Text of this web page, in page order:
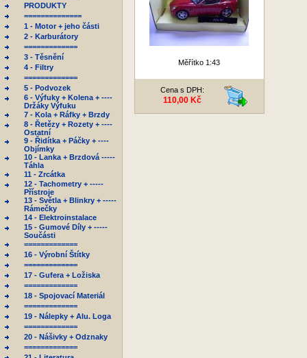
PRODUKTY
==============
1 - Motor + jeho části
2 - Karburátory
=============
3 - Těsnění
4 - Filtry
=============
5 - Podvozek
6 - Výfuky + Kolena + ----
Držáky Výfuku
7 - Kola + Ráfky + Brzdy
8 - Řetězy + Rozety + ----
Ostatní
9 - Řidítka + Páčky + ----
Objímky
10 - Lanka + Brzdová -----
Táhla
11 - Zrcátka
12 - Tachometry + -----
Přístroje
13 - Světla + Blinkry + -----
Rámečky
14 - Elektroinstalace
15 - Gumové Díly + -----
Součásti
=============
16 - Výrobní Štítky
=============
17 - Gufera + Ložiska
=============
18 - Spojovací Materiál
=============
19 - Nálepky + Alu. Loga
=============
20 - Nášivky + Odznaky
=============
Měřítko 1:43
Cena s DPH:
110,00 Kč